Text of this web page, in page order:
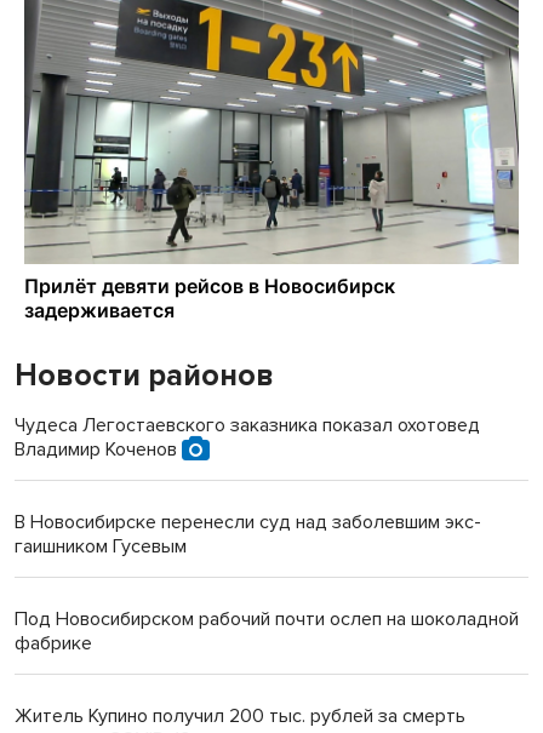
Новости районов
Чудеса Легостаевского заказника показал охотовед
Владимир Коченов
В Новосибирске перенесли суд над заболевшим экс-
гаишником Гусевым
Под Новосибирском рабочий почти ослеп на шоколадной
фабрике
Житель Купино получил 200 тыс. рублей за смерть